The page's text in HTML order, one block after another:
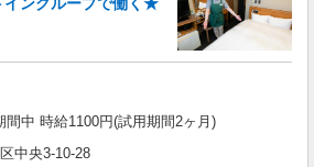
間中 時給1100円(試用期間2ヶ月)
中央3-10-28